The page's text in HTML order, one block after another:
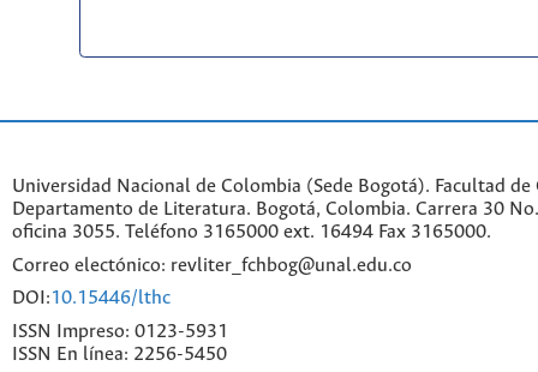
Universidad Nacional de Colombia (Sede Bogotá). Facultad de
Departamento de Literatura. Bogotá, Colombia. Carrera 30
oficina 3055. Teléfono 3165000 ext. 16494 Fax 3165000.
Correo electónico: revliter_fchbog@unal.edu.co
DOI:10.15446/lthc
ISSN Impreso: 0123-5931
ISSN En línea: 2256-5450